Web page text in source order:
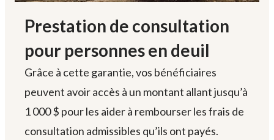
Prestation de consultation
pour personnes en deuil
Grâce à cette garantie, vos bénéficiaires
peuvent avoir accès à un montant allant jusqu’à
1 000 $ pour les aider à rembourser les frais de
consultation admissibles qu’ils ont payés.